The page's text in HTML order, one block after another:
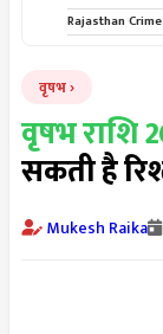
Rajasthan Crime
वृषभ
वृषभ राशि
सकती है
Mukesh Raika